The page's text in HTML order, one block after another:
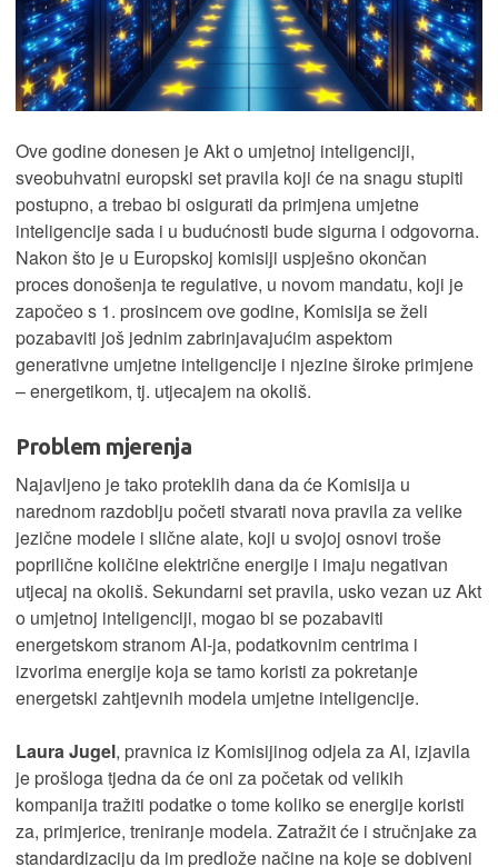
Ove godine donesen je Akt o umjetnoj inteligenciji,
sveobuhvatni europski set pravila koji će na snagu stupiti
postupno, a trebao bi osigurati da primjena umjetne
inteligencije sada i u budućnosti bude sigurna i odgovorna.
Nakon što je u Europskoj komisiji uspješno okončan
proces donošenja te regulative, u novom mandatu, koji je
započeo s 1. prosincem ove godine, Komisija se želi
pozabaviti još jednim zabrinjavajućim aspektom
generativne umjetne inteligencije i njezine široke primjene
– energetikom, tj. utjecajem na okoliš.
Problem mjerenja
Najavljeno je tako proteklih dana da će Komisija u
narednom razdoblju početi stvarati nova pravila za velike
jezične modele i slične alate, koji u svojoj osnovi troše
poprilične količine električne energije i imaju negativan
utjecaj na okoliš. Sekundarni set pravila, usko vezan uz Akt
o umjetnoj inteligenciji, mogao bi se pozabaviti
energetskom stranom AI-ja, podatkovnim centrima i
izvorima energije koja se tamo koristi za pokretanje
energetski zahtjevnih modela umjetne inteligencije.
Laura Jugel, pravnica iz Komisijinog odjela za AI, izjavila
je prošloga tjedna da će oni za početak od velikih
kompanija tražiti podatke o tome koliko se energije koristi
za, primjerice, treniranje modela. Zatražit će i stručnjake za
standardizaciju da im predlože načine na koje se dobiveni